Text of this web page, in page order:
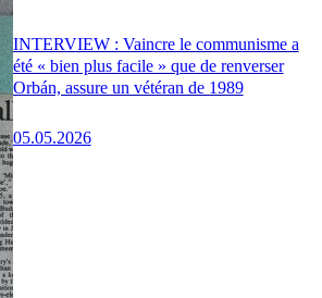
INTERVIEW : Vaincre le communisme a
été « bien plus facile » que de renverser
Orbán, assure un vétéran de 1989
05.05.2026